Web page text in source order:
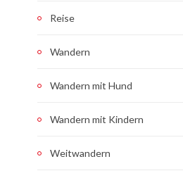
Reise
Wandern
Wandern mit Hund
Wandern mit Kindern
Weitwandern